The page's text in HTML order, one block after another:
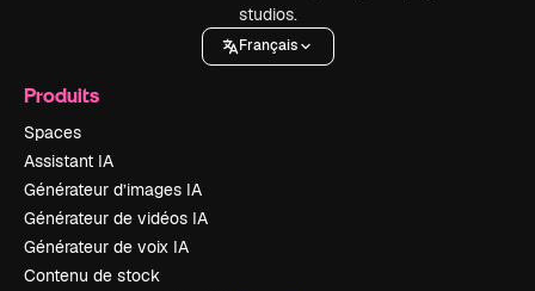
studios.
Français
Produits
Spaces
Assistant IA
Générateur d’images IA
Générateur de vidéos IA
Générateur de voix IA
Contenu de stock